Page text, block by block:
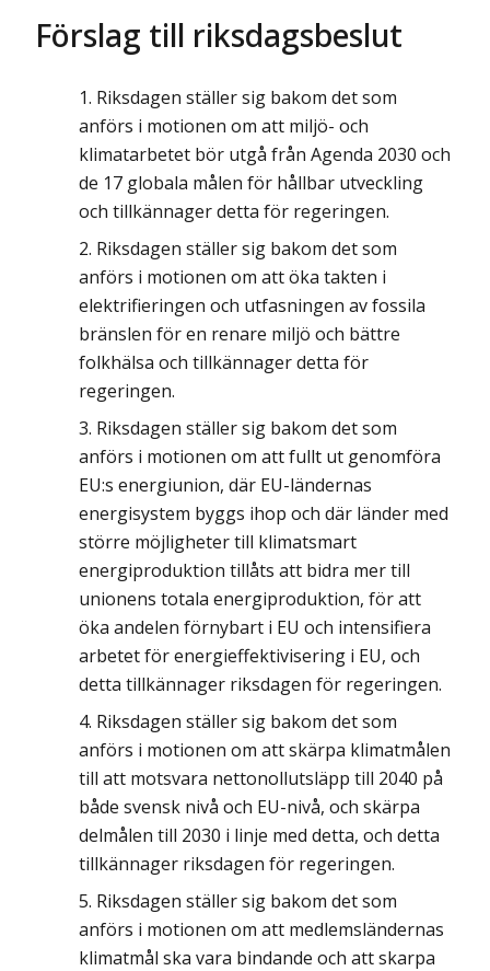
Förslag till riksdagsbeslut
Riksdagen ställer sig bakom det som
anförs i motionen om att miljö- och
klimatarbetet bör utgå från Agenda 2030 och
de 17 globala målen för hållbar utveckling
och tillkännager detta för regeringen.
Riksdagen ställer sig bakom det som
anförs i motionen om att öka takten i
elektrifieringen och utfasningen av fossila
bränslen för en renare miljö och bättre
folkhälsa och tillkännager detta för
regeringen.
Riksdagen ställer sig bakom det som
anförs i motionen om att fullt ut genomföra
EU:s energiunion, där EU-ländernas
energisystem byggs ihop och där länder med
större möjligheter till klimatsmart
energiproduktion tillåts att bidra mer till
unionens totala energiproduktion, för att
öka andelen förnybart i EU och intensifiera
arbetet för energieffektivisering i EU, och
detta tillkännager riksdagen för regeringen.
Riksdagen ställer sig bakom det som
anförs i motionen om att skärpa klimatmålen
till att motsvara nettonollutsläpp till 2040 på
både svensk nivå och EU-nivå, och skärpa
delmålen till 2030 i linje med detta, och detta
tillkännager riksdagen för regeringen.
Riksdagen ställer sig bakom det som
anförs i motionen om att medlemsländernas
klimatmål ska vara bindande och att skarpa